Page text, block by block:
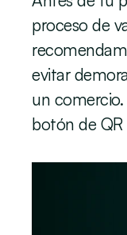
proceso de
evitar
un comercio.
botón de QR